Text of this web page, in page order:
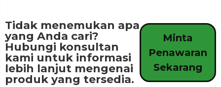
Tidak menemukan apa
yang Anda cari?
Hubungi konsultan
kami untuk informasi
lebih lanjut mengenai
produk yang tersedia.
Minta
Penawaran
Sekarang